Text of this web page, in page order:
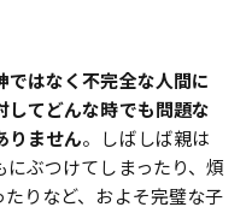
ではなく不完全な人間に
してどんな時でも問題な
りません。しばしば親は
ぶつけてしまったり、煩
りなど、およそ完璧な子